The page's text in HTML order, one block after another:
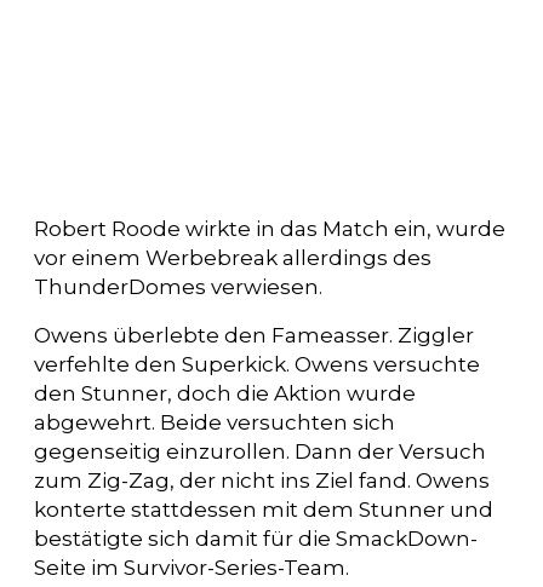
Robert Roode wirkte in das Match ein, wurde
vor einem Werbebreak allerdings des
ThunderDomes verwiesen.
Owens überlebte den Fameasser. Ziggler
verfehlte den Superkick. Owens versuchte
den Stunner, doch die Aktion wurde
abgewehrt. Beide versuchten sich
gegenseitig einzurollen. Dann der Versuch
zum Zig-Zag, der nicht ins Ziel fand. Owens
konterte stattdessen mit dem Stunner und
bestätigte sich damit für die SmackDown-
Seite im Survivor-Series-Team.